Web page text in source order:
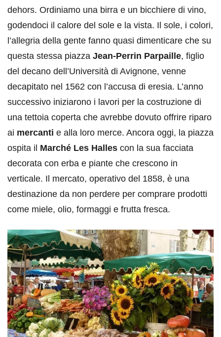
dehors. Ordiniamo una birra e un bicchiere di vino,
godendoci il calore del sole e la vista. Il sole, i colori,
l’allegria della gente fanno quasi dimenticare che su
questa stessa piazza Jean-Perrin Parpaille, figlio
del decano dell’Università di Avignone, venne
decapitato nel 1562 con l’accusa di eresia. L’anno
successivo iniziarono i lavori per la costruzione di
una tettoia coperta che avrebbe dovuto offrire riparo
ai mercanti e alla loro merce. Ancora oggi, la piazza
ospita il Marché Les Halles con la sua facciata
decorata con erba e piante che crescono in
verticale. Il mercato, operativo del 1858, è una
destinazione da non perdere per comprare prodotti
come miele, olio, formaggi e frutta fresca.